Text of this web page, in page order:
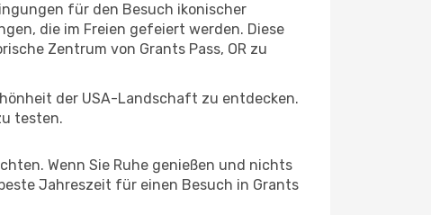
für den Besuch ikonischer
die im Freien gefeiert werden. Diese
Zentrum von Grants Pass, OR zu
der USA-Landschaft zu entdecken.
testen.
Wenn Sie Ruhe genießen und nichts
Jahreszeit für einen Besuch in Grants